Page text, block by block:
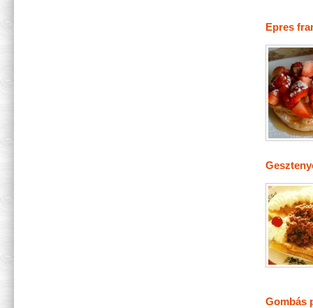
Epres
Gombás